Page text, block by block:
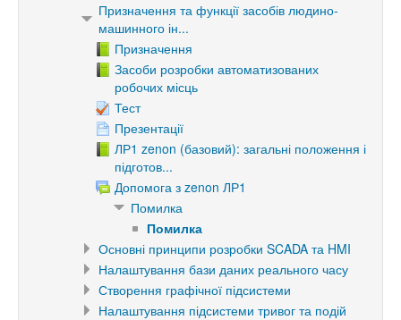
Призначення та функції засобів людино-
машинного ін...
Призначення
Засоби розробки автоматизованих
робочих місць
Тест
Презентації
ЛР1 zenon (базовий): загальні положення і
підготов...
Допомога з zenon ЛР1
Помилка
Помилка
Основні принципи розробки SCADA та HMI
Налаштування бази даних реального часу
Створення графічної підсистеми
Налаштування підсистеми тривог та подій